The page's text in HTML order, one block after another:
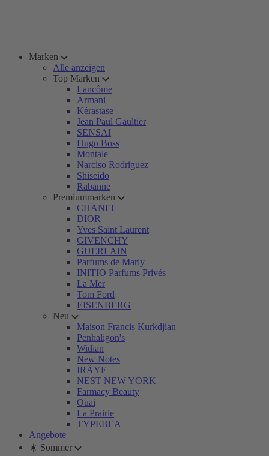
Marken
Alle anzeigen
Top Marken
Lancôme
Armani
Kérastase
Jean Paul Gaultier
SENSAI
Hugo Boss
Montale
Narciso Rodriguez
Shiseido
Rabanne
Premiummarken
CHANEL
DIOR
Yves Saint Laurent
GIVENCHY
GUERLAIN
Parfums de Marly
INITIO Parfums Privés
La Mer
Tom Ford
EISENBERG
Neu
Maison Francis Kurkdjian
Penhaligon's
Widian
New Notes
IRÄYE
NEST NEW YORK
Farmacy Beauty
Ouai
La Prairie
TYPEBEA
Angebote
☀️ Sommer